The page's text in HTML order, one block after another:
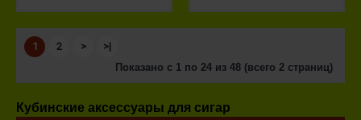
1 2 >
>|
Показано с 1 по 24 из 48 (всего 2 страниц)
Кубинские аксессуары для сигар